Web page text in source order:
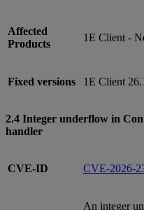
Affected
Products
1E Client -
Fixed versions 1E Client
2.4 Integer underflow in
handler
CVE-ID CVE-2026-
An integer